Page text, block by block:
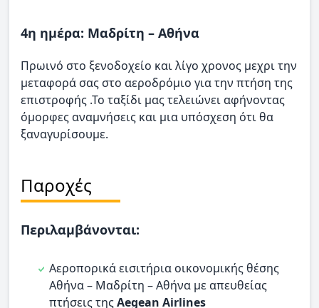
4η ημέρα: Μαδρίτη – Αθήνα
Πρωινό στο ξενοδοχείο και λίγο χρονος μεχρι την
μεταφορά σας στο αεροδρόμιο για την πτήση της
επιστροφής .Το ταξίδι μας τελειώνει αφήνοντας
όμορφες αναμνήσεις και μια υπόσχεση ότι θα
ξαναγυρίσουμε.
Παροχές
Περιλαμβάνονται:
Αεροπορικά εισιτήρια οικονομικής θέσης
Αθήνα – Μαδρίτη – Αθήνα με απευθείας
πτήσεις τηςAegean Airlines